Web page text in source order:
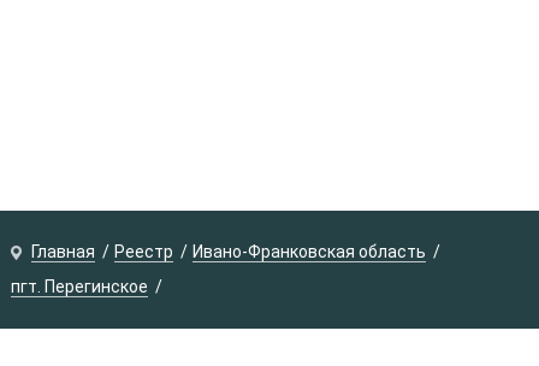
Главная Реестр
Ивано-Франковская область
пгт. Перегинское